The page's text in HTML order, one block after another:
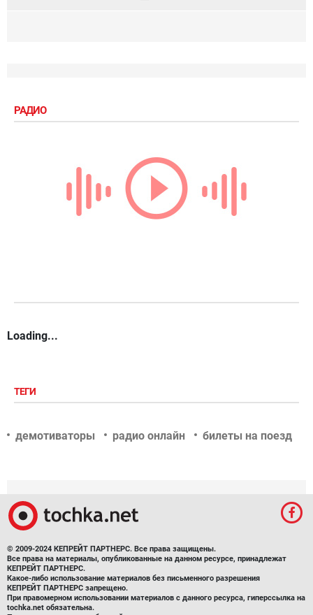
РАДИО
Loading...
ТЕГИ
демотиваторы радио онлайн билеты на поезд
© 2009-2024 КЕПРЕЙТ ПАРТНЕРС. Все права защищены.
Все права на материалы, опубликованные на данном ресурсе, принадлежат
КЕПРЕЙТ ПАРТНЕРС.
Какое-либо использование материалов без письменного разрешения
КЕПРЕЙТ ПАРТНЕРС запрещено.
При правомерном использовании материалов с данного ресурса, гиперссылка на
tochka.net обязательна.